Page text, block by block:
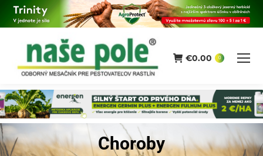
€0.00 0
Choroby
You are here: